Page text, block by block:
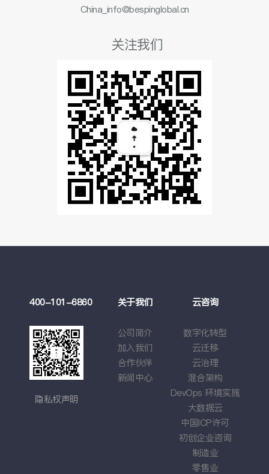
China_info@bespinglobal.cn
关注我们
400-101-6860
隐私权声明
关于我们
公司简介
加入我们
合作伙伴
新闻中心
云咨询
数字化转型
云迁移
云治理
混合架构
DevOps 环境实施
大数据云
中国ICP许可
初创企业咨询
制造业
零售业